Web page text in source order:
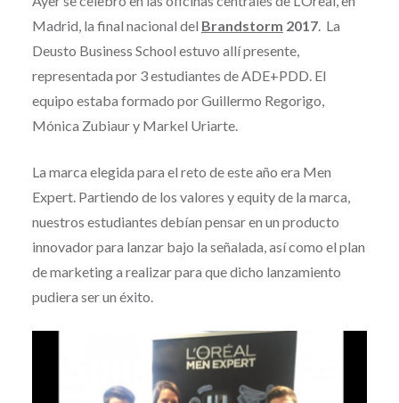
Madrid, la final nacional del Brandstorm 2017. La
Deusto Business School estuvo allí presente,
representada por 3 estudiantes de ADE+PDD. El
equipo estaba formado por Guillermo Regorigo,
Mónica Zubiaur y Markel Uriarte.
La marca elegida para el reto de este año era Men
Expert. Partiendo de los valores y equity de la marca,
nuestros estudiantes debían pensar en un producto
innovador para lanzar bajo la señalada, así como el plan
de marketing a realizar para que dicho lanzamiento
pudiera ser un éxito.